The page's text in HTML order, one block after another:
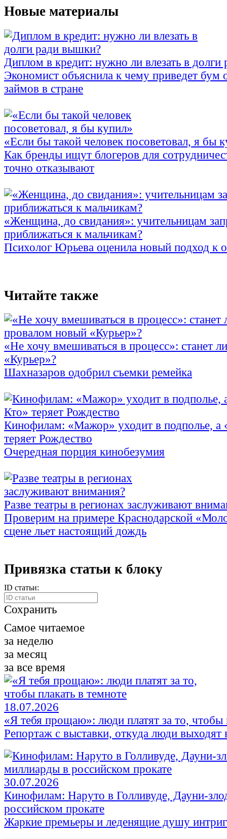
Новые материалы
Диплом в кредит: нужно ли влезать в
Экономист объяснила к чему приведет бум
займов в стране
«Если бы такой человек посоветовал, я бы
Как бренды ищут блогеров для
точно отказывают
«Женщина, до свидания»: учительницам
приближаться к мальчикам?
Психолог Юрьева оценила новый подход к
Читайте также
«Не хочу вмешиваться в процесс»: станет
«Курьер»?
Шахназаров одобрил съемки ремейка
Кинофилам: «Мажор» уходит в подполье, а
теряет Рождество
Очередная порция кинобезумия
Разве театры в регионах заслуживают
Проверим на примере Краснодарской
сцене льет настоящий дождь
Привязка статьи к блоку
ID статьи:
Сохранить
Самое читаемое
за неделю
за месяц
за все время
18.07.2026
«Я тебя прощаю»: люди платят за то, чтобы
Репортаж с выставки, откуда люди выходят
30.07.2026
Кинофилам: Наруто в Голливуде, Дауни-
российском прокате
Жаркие премьеры и леденящие душу